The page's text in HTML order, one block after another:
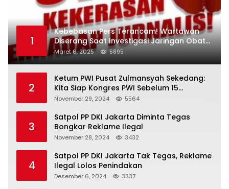
1
Kebebasan Pers Terancam! Wartawan
Diserang Saat Investigasi Jaringan Obat
Terlarang
Maret 6, 2025 5895
2
Ketum PWI Pusat Zulmansyah Sekedang:
Kita Siap Kongres PWI Sebelum 15
Desember 2024
November 29, 2024 5564
3
Satpol PP DKI Jakarta Diminta Tegas
Bongkar Reklame Ilegal
November 28, 2024 3432
4
Satpol PP DKI Jakarta Tak Tegas, Reklame
Ilegal Lolos Penindakan
Desember 6, 2024 3337